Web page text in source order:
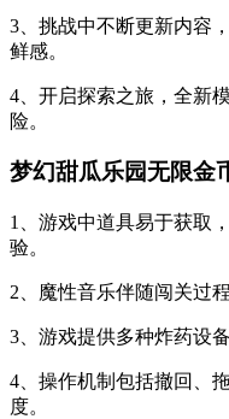
3、挑战中不断更新内容
鲜感。
4、开启探索之旅，全新
险。
梦幻甜瓜乐园无限金
1、游戏中道具易于获取
验。
2、魔性音乐伴随闯关过
3、游戏提供多种炸药设
4、操作机制包括撤回、
度。